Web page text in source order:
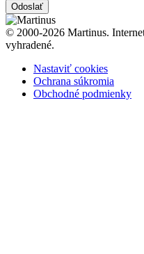
Odoslať
© 2000-2026 Martinus.
vyhradené.
Nastaviť cookies
Ochrana súkromia
Obchodné podmienky